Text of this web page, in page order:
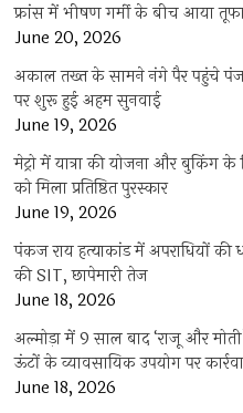
फ्रांस में भीषण गर्मी के बीच आया
June 20, 2026
अकाल तख्त के सामने नंगे पैर पहुंचे
पर शुरू हुई अहम सुनवाई
June 19, 2026
मेट्रो में यात्रा की योजना और बुकिंग
को मिला प्रतिष्ठित पुरस्कार
June 19, 2026
पंकज राय हत्याकांड में अपराधियों
की SIT, छापेमारी तेज
June 18, 2026
अल्मोड़ा में 9 साल बाद ‘राजू और
ऊंटों के व्यावसायिक उपयोग पर
June 18, 2026